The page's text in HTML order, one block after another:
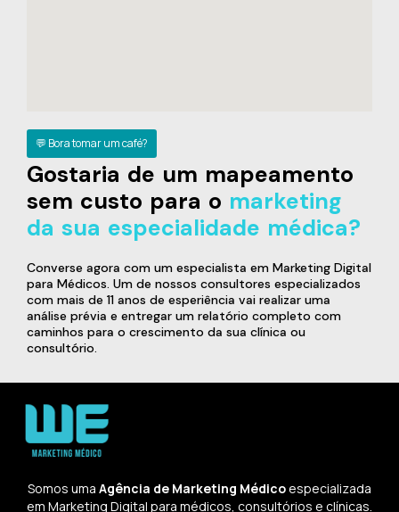
💬 Bora tomar um café?
Gostaria de um mapeamento
sem custo para o marketing
da sua especialidade médica?
Converse agora com um especialista em Marketing Digital
para Médicos. Um de nossos consultores especializados
com mais de 11 anos de esperiência vai realizar uma
análise prévia e entregar um relatório completo com
caminhos para o crescimento da sua clínica ou
consultório.
Somos uma Agência de Marketing Médicoespecializada
em Marketing Digital para médicos, consultórios e clínicas.